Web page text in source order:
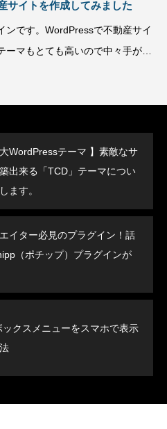
サイトを作成してみました
ンです。WordPressで不動産サイ
ーマもとても高いので中々手が出
大WordPressテーマ 】素敵なサ
出来る「TCD」テーマについ
ます。
イター必見のプラグイン！話
（ポチップ）プラグインが
ックスメニューをスマホで表示